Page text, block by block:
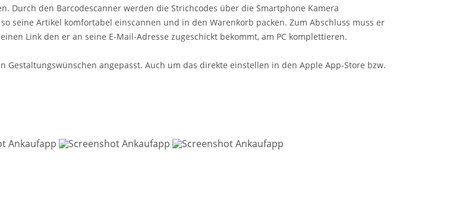
Durch den Barcodescanner werden die Strichcodes über die Smartphone Kamera
seine Artikel komfortabel einscannen und in den Warenkorb packen. Zum Abschluss muss er
Link den er an seine E-Mail-Adresse zugeschickt bekommt, am PC komplettieren.
angepasst. Auch um das direkte einstellen in den Apple App-Store bzw.